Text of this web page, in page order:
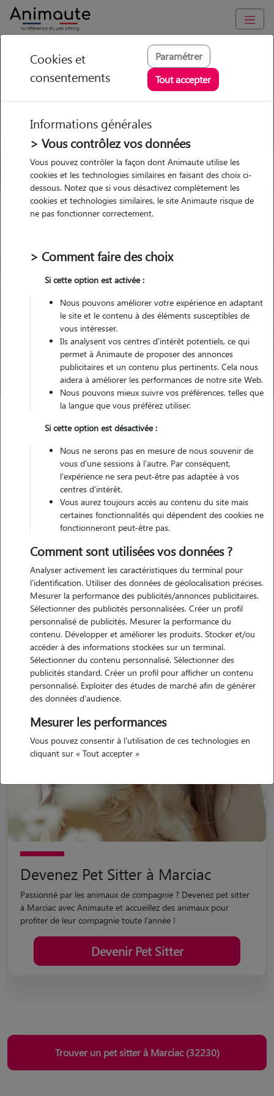
GARDE ANIMAUX à Marciac : Garde chien et chat en famille ou
à domicile, visites et promenades
Trouvez une garde animaux à
Marciac
Parmi nos pet-sitters à Marciac
Garde
chez le Pet Sitter
Garde
chez le Pet Sitter
Pour quel animal ?
Trouver mon Pet Sitter
Des souvenirs de garde inoubliables à
Marciac (32230)
Retrouvez tous les souvenirs déposés par les pet sitters ayant gardé
des animaux à Marciac.
Devenez Pet Sitter à Marciac
Passionné par les animaux de compagnie ? Devenez pet sitter
à Marciac avec Animaute et accueillez des animaux pour
profiter de leur compagnie toute l'année !
Devenir Pet Sitter
Trouver un pet sitter à Marciac (32230)
Cookies et
consentements
Paramétrer
Tout accepter
Informations générales
> Vous contrôlez vos données
Vous pouvez contrôler la façon dont Animaute utilise les
cookies et les technologies similaires en faisant des choix ci-
dessous. Notez que si vous désactivez complètement les
cookies et technologies similaires, le site Animaute risque de
ne pas fonctionner correctement.
> Comment faire des choix
Si cette option est activée :
Nous pouvons améliorer votre expérience en adaptant
le site et le contenu à des éléments susceptibles de
vous intéresser.
Ils analysent vos centres d'intérêt potentiels, ce qui
permet à Animaute de proposer des annonces
publicitaires et un contenu plus pertinents. Cela nous
aidera à améliorer les performances de notre site Web.
Nous pouvons mieux suivre vos préférences, telles que
la langue que vous préférez utiliser.
Si cette option est désactivée :
Nous ne serons pas en mesure de nous souvenir de
vous d'une sessions à l'autre. Par conséquent,
l'expérience ne sera peut-être pas adaptée à vos
centres d'intérêt.
Vous aurez toujours accès au contenu du site mais
certaines fonctionnalités qui dépendent des cookies ne
fonctionneront peut-être pas.
Comment sont utilisées vos données ?
Analyser activement les caractéristiques du terminal pour
l'identification. Utiliser des données de géolocalisation précises.
Mesurer la performance des publicités/annonces publicitaires.
Sélectionner des publicités personnalisées. Créer un profil
personnalisé de publicités. Mesurer la performance du
contenu. Développer et améliorer les produits. Stocker et/ou
accéder à des informations stockées sur un terminal.
Sélectionner du contenu personnalisé. Sélectionner des
publicités standard. Créer un profil pour afficher un contenu
personnalisé. Exploiter des études de marché afin de générer
des données d'audience.
Mesurer les performances
Vous pouvez consentir à l'utilisation de ces technologies en
cliquant sur « Tout accepter »